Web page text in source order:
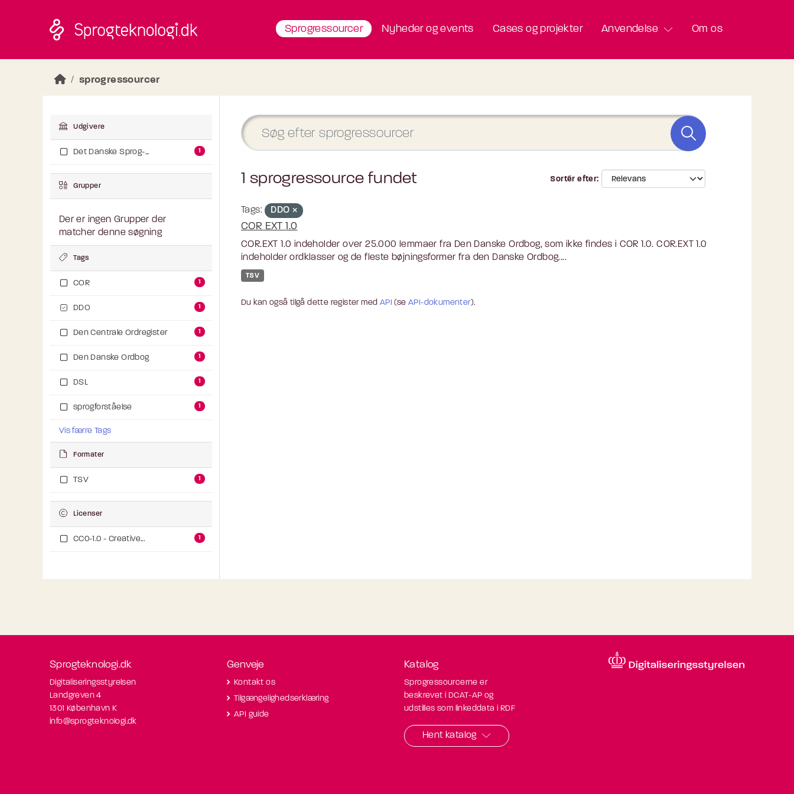
Sprogressourcer Nyheder og events Cases og projekter Anvendelse Om os
sprogressourcer
Udgivere
Det Danske Sprog-... 1
Grupper
Der er ingen Grupper der
matcher denne søgning
Tags
COR 1
DDO 1
Den Centrale Ordregister 1
Den Danske Ordbog 1
DSL 1
sprogforståelse 1
Vis færre Tags
Formater
TSV 1
Licenser
CC0-1.0 - Creative... 1
Sortér efter
1 sprogressource fundet
Tags: DDO
COR EXT 1.0
COR.EXT 1.0 indeholder over 25.000 lemmaer fra Den Danske Ordbog, som ikke findes i COR 1.0. COR.EXT 1.0
indeholder ordklasser og de fleste bøjningsformer fra den Danske Ordbog....
TSV
Du kan også tilgå dette register med API (seAPI-dokumenter).
Sprogteknologi.dk
Digitaliseringsstyrelsen
Landgreven 4
1301 København K
info@sprogteknologi.dk
Genveje
Kontakt os
Tilgængelighedserklæring
API guide
Katalog
Sprogressourcerne er
beskrevet i DCAT-AP og
udstilles som linkeddata i RDF
Hent katalog